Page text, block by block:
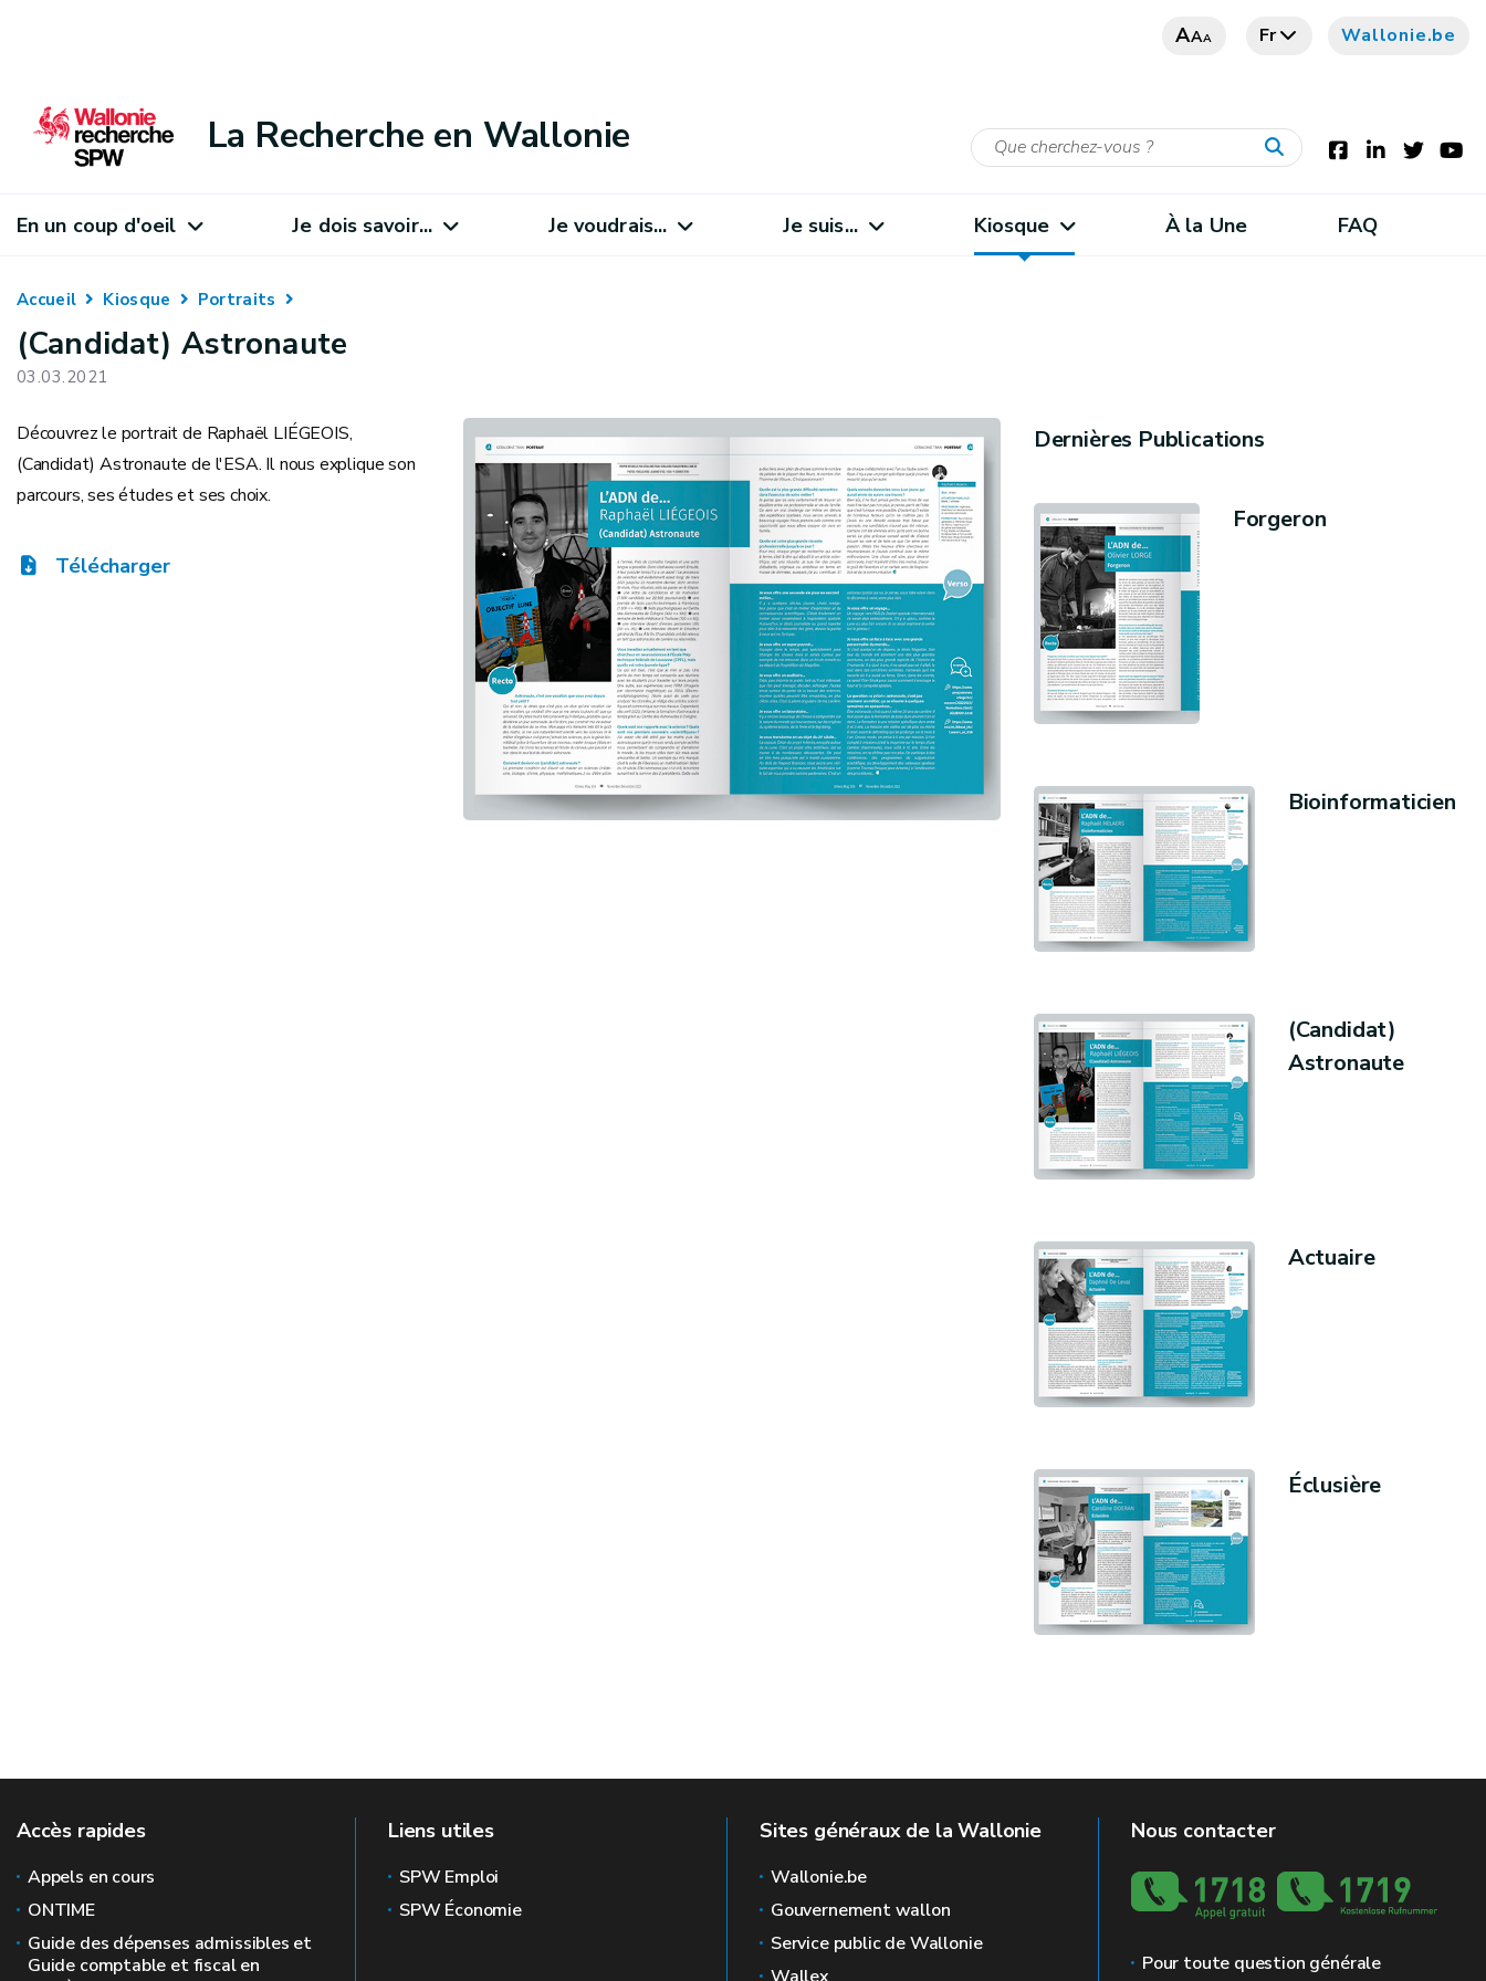
AAA Fr Wallonie.be
La Recherche en Wallonie
En un coup d'oeil Je dois savoir... Je voudrais... Je suis... Kiosque À la Une FAQ
Accueil Kiosque Portraits
(Candidat) Astronaute
03.03.2021
Découvrez le portrait de Raphaël LIÉGEOIS,
(Candidat) Astronaute de l'ESA. Il nous explique son
parcours, ses études et ses choix.
Télécharger
Dernières Publications
Forgeron
Bioinformaticien
(Candidat)
Astronaute
Actuaire
Éclusière
Accès rapides
Appels en cours
ONTIME
Guide des dépenses admissibles et
Guide comptable et fiscal en
Liens utiles
SPW Emploi
SPW Économie
Sites généraux de la Wallonie
Wallonie.be
Gouvernement wallon
Service public de Wallonie
Nous contacter
Pour toute question générale